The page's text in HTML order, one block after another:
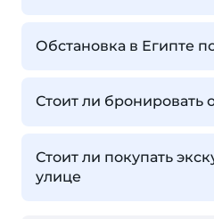
Обстановка в Египте
Стоит ли бронировать
Стоит ли покупать
улице